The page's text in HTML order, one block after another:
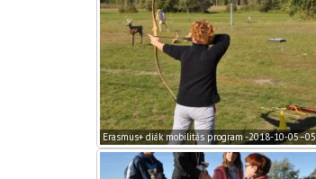
Erasmus+ diák mobilitás program -2018-10-05–05